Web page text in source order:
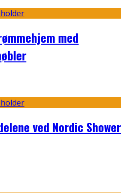
med
ved Nordic Shower